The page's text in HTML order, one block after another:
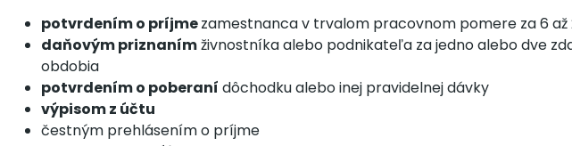
potvrdením o príjmezamestnanca v trvalom pracovnom pomere za 6 až
daňovým priznanímživnostníka alebo podnikateľa za jedno alebo dve
obdobia
potvrdením o poberaní dôchodku alebo inej pravidelnej dávky
výpisom z účtu
čestným prehlásením o príjme